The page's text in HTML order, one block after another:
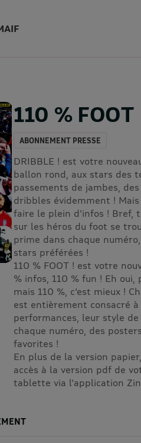
110 % FOOT
ABONNEMENT PRESSE
DRIBBLE ! est votre
ballon rond, aux stars des
passements de jambes,
dribbles évidemment !
faire le plein d'infos ! Bref,
sur les héros du foot se
prime dans chaque
stars préférées !
110 % FOOT ! est votre
% infos, 110 % fun ! Eh oui,
mais 110 %, c'est mieux !
est entièrement consacré
performances, leur style
chaque numéro, des
favorites !
En plus de la version
accès à la version pdf de
tablette via l'application